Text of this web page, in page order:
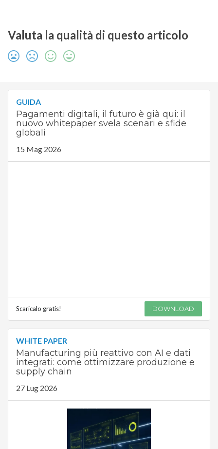
Valuta la qualità di questo articolo
GUIDA
Pagamenti digitali, il futuro è già qui: il
nuovo whitepaper svela scenari e sfide
globali
15 Mag 2026
Scaricalo gratis! DOWNLOAD
WHITE PAPER
Manufacturing più reattivo con AI e dati
integrati: come ottimizzare produzione e
supply chain
27 Lug 2026